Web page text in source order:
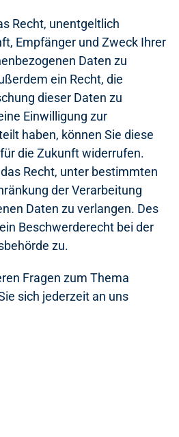
Recht, unentgeltlich
Empfänger und Zweck Ihrer
Daten zu
ein Recht, die
dieser Daten zu
Einwilligung zur
haben, können Sie diese
die Zukunft widerrufen.
Recht, unter bestimmten
der Verarbeitung
Daten zu verlangen. Des
Beschwerderecht bei der
zu.
Fragen zum Thema
sich jederzeit an uns